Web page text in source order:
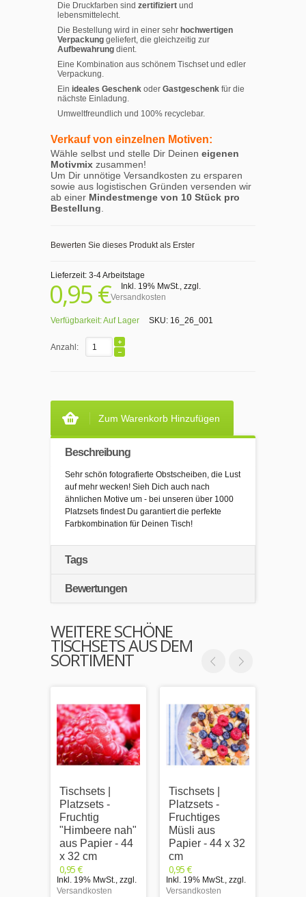
Die Druckfarben sind zertifiziert und
lebensmittelecht.
Die Bestellung wird in einer sehr hochwertigen
Verpackung geliefert, die gleichzeitig zur
Aufbewahrung dient.
Eine Kombination aus schönem Tischset und edler
Verpackung.
Ein ideales Geschenk oder Gastgeschenk für die
nächste Einladung.
Umweltfreundlich und 100% recyclebar.
Verkauf von einzelnen Motiven:
Wähle selbst und stelle Dir Deinen eigenen
Motivmix zusammen!
Um Dir unnötige Versandkosten zu ersparen
sowie aus logistischen Gründen versenden wir
ab einer Mindestmenge von 10 Stück pro
Bestellung.
Bewerten Sie dieses Produkt als Erster
Lieferzeit: 3-4 Arbeitstage
0,95 € Inkl. 19% MwSt., zzgl.
Versandkosten
Verfügbarkeit:Auf Lager SKU: 16_26_001
Anzahl:
Zum Warenkorb Hinzufügen
Beschreibung
Sehr schön fotografierte Obstscheiben, die Lust
auf mehr wecken! Sieh Dich auch nach
ähnlichen Motive um - bei unseren über 1000
Platzsets findest Du garantiert die perfekte
Farbkombination für Deinen Tisch!
Tags
Bewertungen
WEITERE SCHÖNE
TISCHSETS AUS DEM
SORTIMENT
Tischsets |
Platzsets -
Fruchtig
"Himbeere nah"
aus Papier - 44
x 32 cm
0,95 €
Inkl. 19% MwSt., zzgl.
Versandkosten
Tischsets |
Platzsets -
Fruchtiges
Müsli aus
Papier - 44 x 32
cm
0,95 €
Inkl. 19% MwSt., zzgl.
Versandkosten